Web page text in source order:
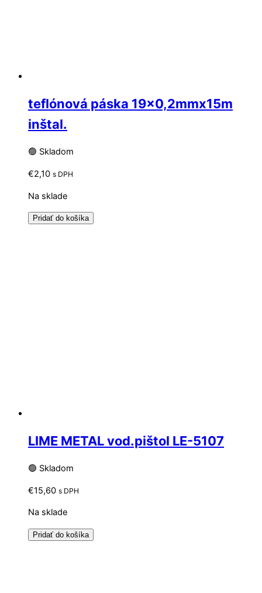
teflónová páska 19×0,2mmx15m
inštal.
🟢 Skladom
€2,10 s DPH
Na sklade
Pridať do košíka
LIME METAL vod.pištol LE-5107
🟢 Skladom
€15,60 s DPH
Na sklade
Pridať do košíka